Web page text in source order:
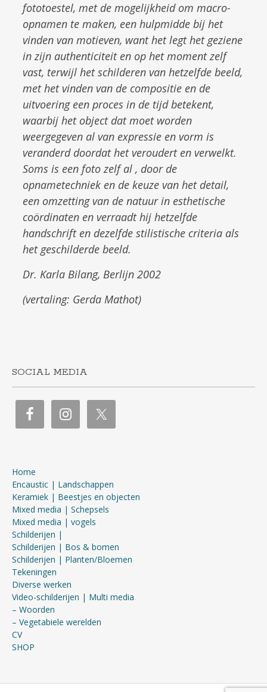
fototoestel, met de mogelijkheid om macro-
opnamen te maken, een hulpmidde bij het
vinden van motieven, want het legt het geziene
in zijn authenticiteit en op het moment zelf
vast, terwijl het schilderen van hetzelfde beeld,
met het vinden van de compositie en de
uitvoering een proces in de tijd betekent,
waarbij het object dat moet worden
weergegeven al van expressie en vorm is
veranderd doordat het veroudert en verwelkt.
Soms is een foto zelf al , door de
opnametechniek en de keuze van het detail,
een omzetting van de natuur in esthetische
coördinaten en verraadt hij hetzelfde
handschrift en dezelfde stilistische criteria als
het geschilderde beeld.
Dr. Karla Bilang, Berlijn 2002
(vertaling: Gerda Mathot)
SOCIAL MEDIA
Home
Encaustic | Landschappen
Keramiek | Beestjes en objecten
Mixed media | Schepsels
Mixed media | vogels
Schilderijen |
Schilderijen | Bos & bomen
Schilderijen | Planten/Bloemen
Tekeningen
Diverse werken
Video-schilderijen | Multi media
– Woorden
– Vegetabiele werelden
CV
SHOP